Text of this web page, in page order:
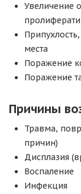
Увеличение
места
Поражение
Поражение
Причины
Травма,
причин)
Дисплазия
Воспаление
Инфекция